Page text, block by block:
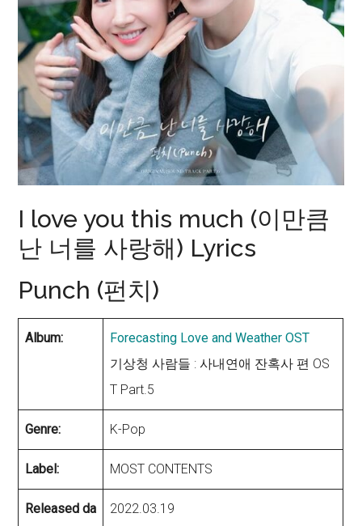
I love you this much (이만큼
난 너를 사랑해) Lyrics
Punch (펀치)
Album:
Forecasting Love and Weather OST
기상청 사람들 : 사내연애 잔혹사 편 OS
T Part.5
Genre: K-Pop
Label: MOST CONTENTS
Released da
2022.03.19